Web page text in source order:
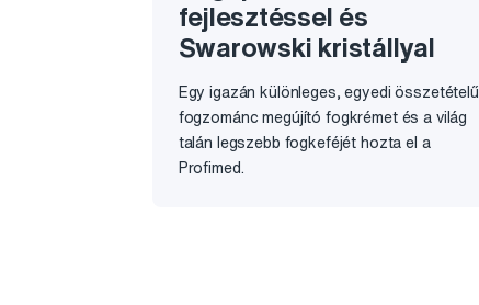
fejlesztéssel és
Swarowski kristállyal
Egy igazán különleges, egyedi összetételű
fogzománc megújító fogkrémet és a világ
talán legszebb fogkeféjét hozta el a
Profimed.